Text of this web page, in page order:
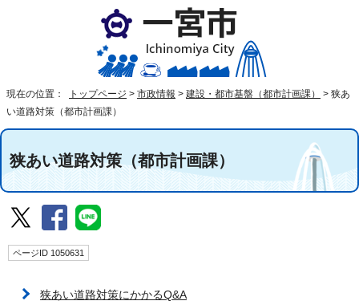
現在の位置： トップページ > 市政情報 > 建設・都市基盤（都市計画課） > 狭あ
い道路対策（都市計画課）
狭あい道路対策（都市計画課）
ページID 1050631
狭あい道路対策にかかるQ&A